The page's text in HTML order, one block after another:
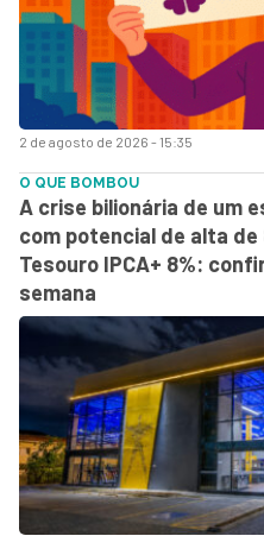
2 de agosto de 2026 - 15:35
O QUE BOMBOU
A crise bilionária de um
com potencial de alta
Tesouro IPCA+ 8%:
semana